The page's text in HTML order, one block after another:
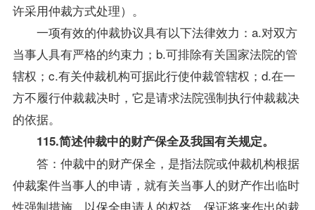
许采用仲裁方式处理）。
一项有效的仲裁协议具有以下法律效力：a.对双方
当事人具有严格的约束力；b.可排除有关国家法院的管
辖权；c.有关仲裁机构可据此行使仲裁管辖权；d.在一
方不履行仲裁裁决时，它是请求法院强制执行仲裁裁决
的依据。
115.简述仲裁中的财产保全及我国有关规定。
答：仲裁中的财产保全，是指法院或仲裁机构根据
仲裁案件当事人的申请，就有关当事人的财产作出临时
性强制措施，以保全申请人的权益，保证将来作出的裁